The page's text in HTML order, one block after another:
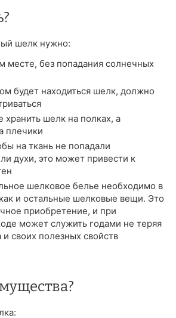
шелк нужно:
месте, без попадания солнечных
будет находиться шелк, должно
хранить шелк на полках, а
плечики
на ткань не попадали
духи, это может привести к
шелковое белье необходимо в
и остальные шелковые вещи. Это
приобретение, и при
может служить годами не теряя
своих полезных свойств